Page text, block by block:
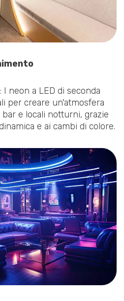
: I neon a LED di seconda
per creare un'atmosfera
e locali notturni, grazie
e ai cambi di colore.